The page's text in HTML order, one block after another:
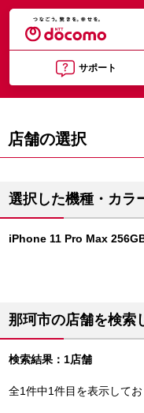
サポート
店舗の選択
選択した機種・カラ
iPhone 11 Pro Max
那珂市の店舗を検索
検索結果：1店舗
全1件中1件目を表示して